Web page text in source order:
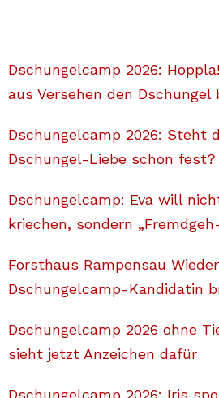
Dschungelcamp 2026:
aus Versehen den
Dschungelcamp 2026: Steht
Dschungel-Liebe schon fest?
Dschungelcamp: Eva will
kriechen, sondern
Forsthaus Rampensau
Dschungelcamp-Kandidatin
Dschungelcamp 2026 ohne
sieht jetzt Anzeichen dafür